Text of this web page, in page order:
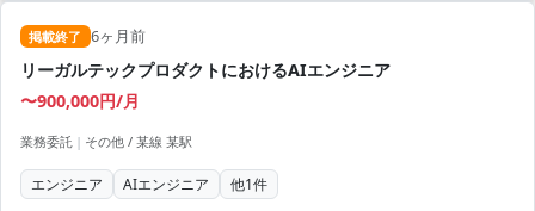
掲載終了 6ヶ月前
リーガルテックプロダクトにおけるAIエンジニア
〜900,000円/月
業務委託 | その他 / 某線 某駅
エンジニア AIエンジニア 他1件